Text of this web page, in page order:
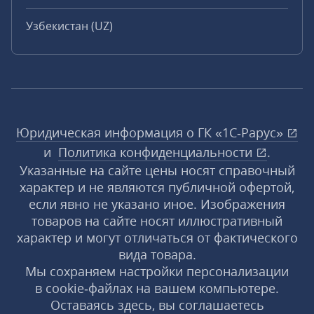
Узбекистан (UZ)
Юридическая информация о ГК «1С‑Рарус»
и Политика конфиденциальности
.
Указанные на сайте цены носят справочный
характер и не являются публичной офертой,
если явно не указано иное. Изображения
товаров на сайте носят иллюстративный
характер и могут отличаться от фактического
вида товара.
Мы сохраняем настройки персонализации
в cookie‑файлах на вашем компьютере.
Оставаясь здесь, вы соглашаетесь